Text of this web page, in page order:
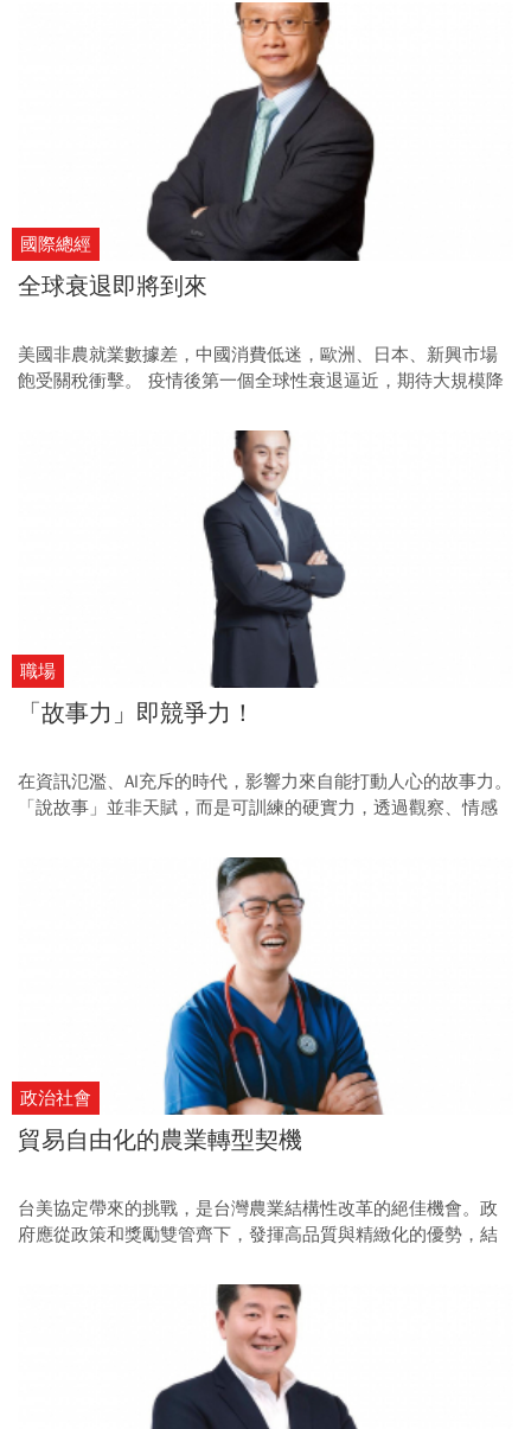
國際總經
全球衰退即將到來
美國非農就業數據差，中國消費低迷，歐洲、日本、新興市場
飽受關稅衝擊。 疫情後第一個全球性衰退逼近，期待大規模降
職場
「故事力」即競爭力！
在資訊氾濫、AI充斥的時代，影響力來自能打動人心的故事力。
「說故事」並非天賦，而是可訓練的硬實力，透過觀察、情感
政治社會
貿易自由化的農業轉型契機
台美協定帶來的挑戰，是台灣農業結構性改革的絕佳機會。政
府應從政策和獎勵雙管齊下，發揮高品質與精緻化的優勢，結